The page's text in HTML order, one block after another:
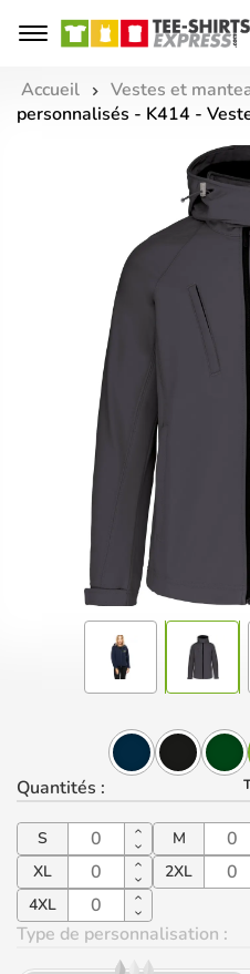
Accueil Vestes et
personnalisés - K414 -
Quantités :
S M
XL
2XL
4XL
Type de personnalisation :